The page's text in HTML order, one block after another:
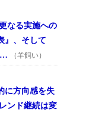
なる実施への
』、そして
…
（羊飼い）
に方向感を失
ンド継続は変